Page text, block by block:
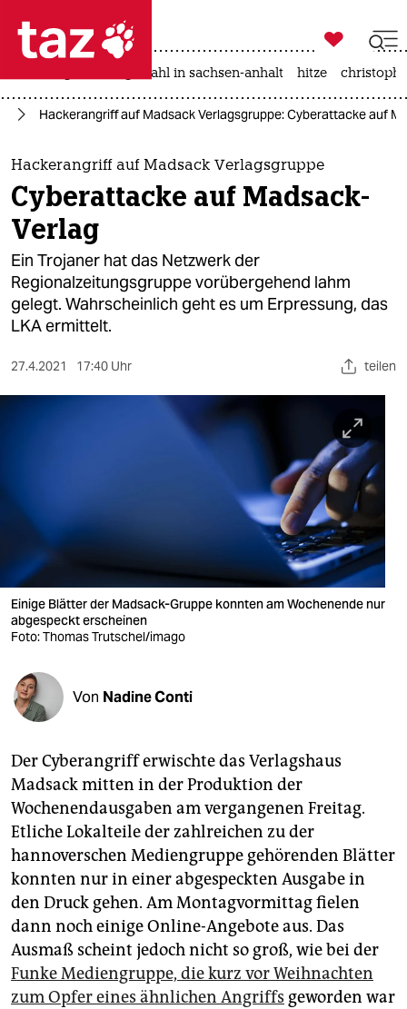
 taz zahl ich
taz zahl ich
themen
politik
öko
gesellschaft
kultur
sport
berlin
verlag
verlag
veranstaltungen
shop
fragen & hilfe
unterstützen
genossenschaft
epaper login

taz zahl ich
landtagswahl in sachsen-anhalt hitze
Hackerangriff auf Madsack Verlagsgruppe: Cyberattacke auf
Hackerangriff auf Madsack Verlagsgruppe
Cyberattacke auf Madsack-
Verlag
Ein Trojaner hat das Netzwerk der
Regionalzeitungsgruppe vorübergehend lahm
gelegt. Wahrscheinlich geht es um Erpressung, das
LKA ermittelt.
27.4.2021 17:40 Uhr teilen
Einige Blätter der Madsack-Gruppe konnten am Wochenende nur
abgespeckt erscheinen
Foto: Thomas Trutschel/imago
Von Nadine Conti
Der Cyberangriff erwischte das Verlagshaus
Madsack mitten in der Produktion der
Wochenendausgaben am vergangenen Freitag.
Etliche Lokalteile der zahlreichen zu der
hannoverschen Mediengruppe gehörenden Blätter
konnten nur in einer abgespeckten Ausgabe in
den Druck gehen. Am Montagvormittag fielen
dann noch einige Online-Angebote aus. Das
Ausmaß scheint jedoch nicht so groß, wie bei der
Funke Mediengruppe, die kurz vor Weihnachten
zum Opfer eines ähnlichen Angriffs geworden war